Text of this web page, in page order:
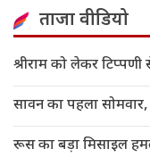
ताजा वीडियो
श्रीराम को लेकर
सावन का पहला
रूस का बड़ा मिसाइल